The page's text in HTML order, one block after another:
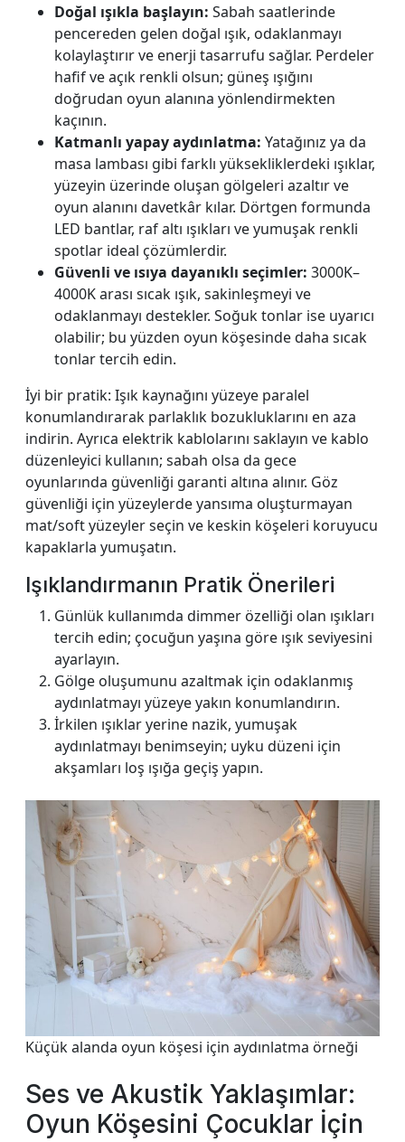
Doğal ışıkla başlayın: Sabah saatlerinde
pencereden gelen doğal ışık, odaklanmayı
kolaylaştırır ve enerji tasarrufu sağlar. Perdeler
hafif ve açık renkli olsun; güneş ışığını
doğrudan oyun alanına yönlendirmekten
kaçının.
Katmanlı yapay aydınlatma: Yatağınız ya da
masa lambası gibi farklı yüksekliklerdeki ışıklar,
yüzeyin üzerinde oluşan gölgeleri azaltır ve
oyun alanını davetkâr kılar. Dörtgen formunda
LED bantlar, raf altı ışıkları ve yumuşak renkli
spotlar ideal çözümlerdir.
Güvenli ve ısıya dayanıklı seçimler: 3000K–
4000K arası sıcak ışık, sakinleşmeyi ve
odaklanmayı destekler. Soğuk tonlar ise uyarıcı
olabilir; bu yüzden oyun köşesinde daha sıcak
tonlar tercih edin.
İyi bir pratik: Işık kaynağını yüzeye paralel
konumlandırarak parlaklık bozukluklarını en aza
indirin. Ayrıca elektrik kablolarını saklayın ve kablo
düzenleyici kullanın; sabah olsa da gece
oyunlarında güvenliği garanti altına alınır. Göz
güvenliği için yüzeylerde yansıma oluşturmayan
mat/soft yüzeyler seçin ve keskin köşeleri koruyucu
kapaklarla yumuşatın.
Işıklandırmanın Pratik Önerileri
Günlük kullanımda dimmer özelliği olan ışıkları
tercih edin; çocuğun yaşına göre ışık seviyesini
ayarlayın.
Gölge oluşumunu azaltmak için odaklanmış
aydınlatmayı yüzeye yakın konumlandırın.
İrkilen ışıklar yerine nazik, yumuşak
aydınlatmayı benimseyin; uyku düzeni için
akşamları loş ışığa geçiş yapın.
Küçük alanda oyun köşesi için aydınlatma örneği
Ses ve Akustik Yaklaşımlar:
Oyun Köşesini Çocuklar İçin